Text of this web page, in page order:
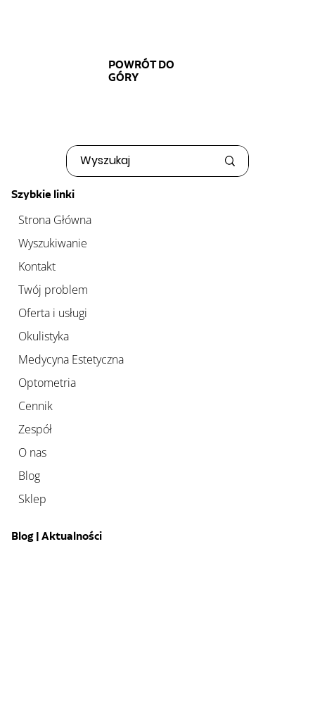
Szybkie linki
Strona Główna
Wyszukiwanie
Kontakt
Twój problem
Oferta i usługi
Okulistyka
Medycyna Estetyczna
Optometria
Cennik
Zespół
O nas
Blog
Sklep
Blog | Aktualności
POWRÓT DO
GÓRY